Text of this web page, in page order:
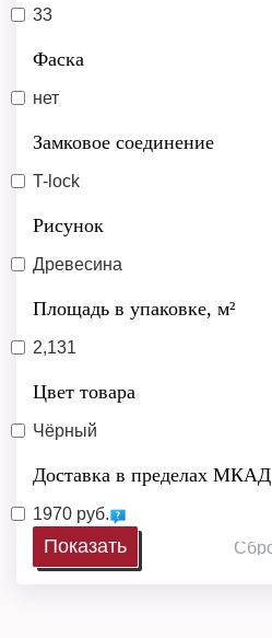
33
Фаска
нет
Замковое соединение
T-lock
Рисунок
Древесина
Площадь в упаковке, м²
2,131
Цвет товара
Чёрный
Доставка в пределах МКАД
1970 руб.